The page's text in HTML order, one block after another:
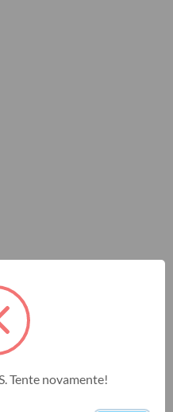
Tente novamente!